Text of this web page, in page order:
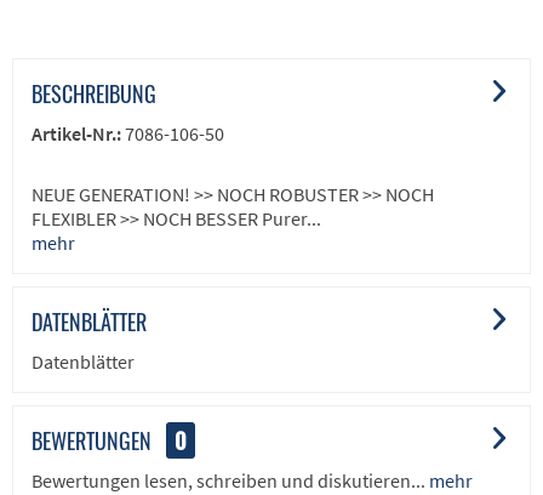
BESCHREIBUNG
Artikel-Nr.:7086-106-50
NEUE GENERATION! >> NOCH ROBUSTER >> NOCH
FLEXIBLER >> NOCH BESSER Purer...
mehr
DATENBLÄTTER
Datenblätter
BEWERTUNGEN 0
Bewertungen lesen, schreiben und diskutieren... mehr